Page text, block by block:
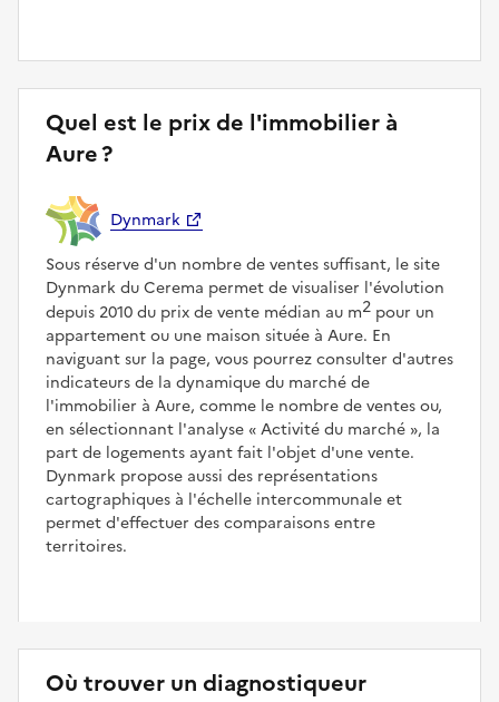
Quel est le prix de l'immobilier à
Aure ?
Dynmark
Sous réserve d'un nombre de ventes suffisant, le site
Dynmark du Cerema permet de visualiser l'évolution
depuis 2010 du prix de vente médian au m2 pour un
appartement ou une maison située à Aure. En
naviguant sur la page, vous pourrez consulter d'autres
indicateurs de la dynamique du marché de
l'immobilier à Aure, comme le nombre de ventes ou,
en sélectionnant l'analyse
Activité du marché , la
part de logements ayant fait l'objet d'une vente.
Dynmark propose aussi des représentations
cartographiques à l'échelle intercommunale et
permet d'effectuer des comparaisons entre
territoires.
Où trouver un diagnostiqueur